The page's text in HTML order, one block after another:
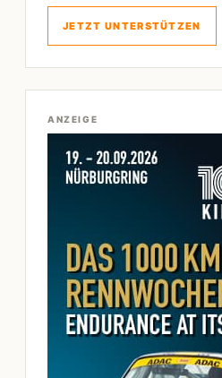
JETZT UNTERSTÜTZEN
ANZEIGE